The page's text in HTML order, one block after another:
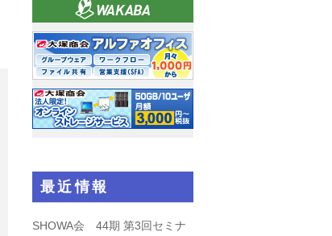
最近情報
SHOWA会 44期 第3回セミナ